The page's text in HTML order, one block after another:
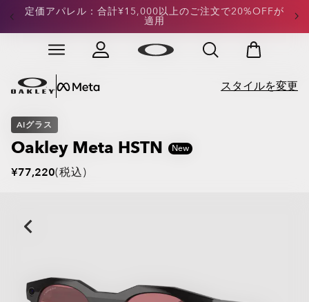
Skip to
定価アパレル：合計¥15,000以上のご注文で20%OFFが
適用
Slide 3 of 4. 定価アパレル：合計¥15,000以上のご注文で
スタイルを変更
AIグラス
Oakley Meta HSTN
¥77,220(税込)